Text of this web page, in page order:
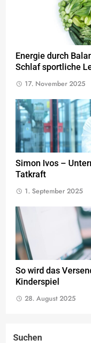
Energie durch
Schlaf sportliche
17. November 2025
Simon Ivos –
Tatkraft
1. September 2025
So wird das
Kinderspiel
28. August 2025
Suchen